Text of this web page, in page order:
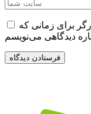
برای زمانی که